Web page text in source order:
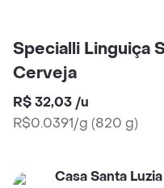
Specialli Linguiça
Cerveja
R$ 32,03 /u
R$0.0391/g (820 g)
Casa Santa Luzia